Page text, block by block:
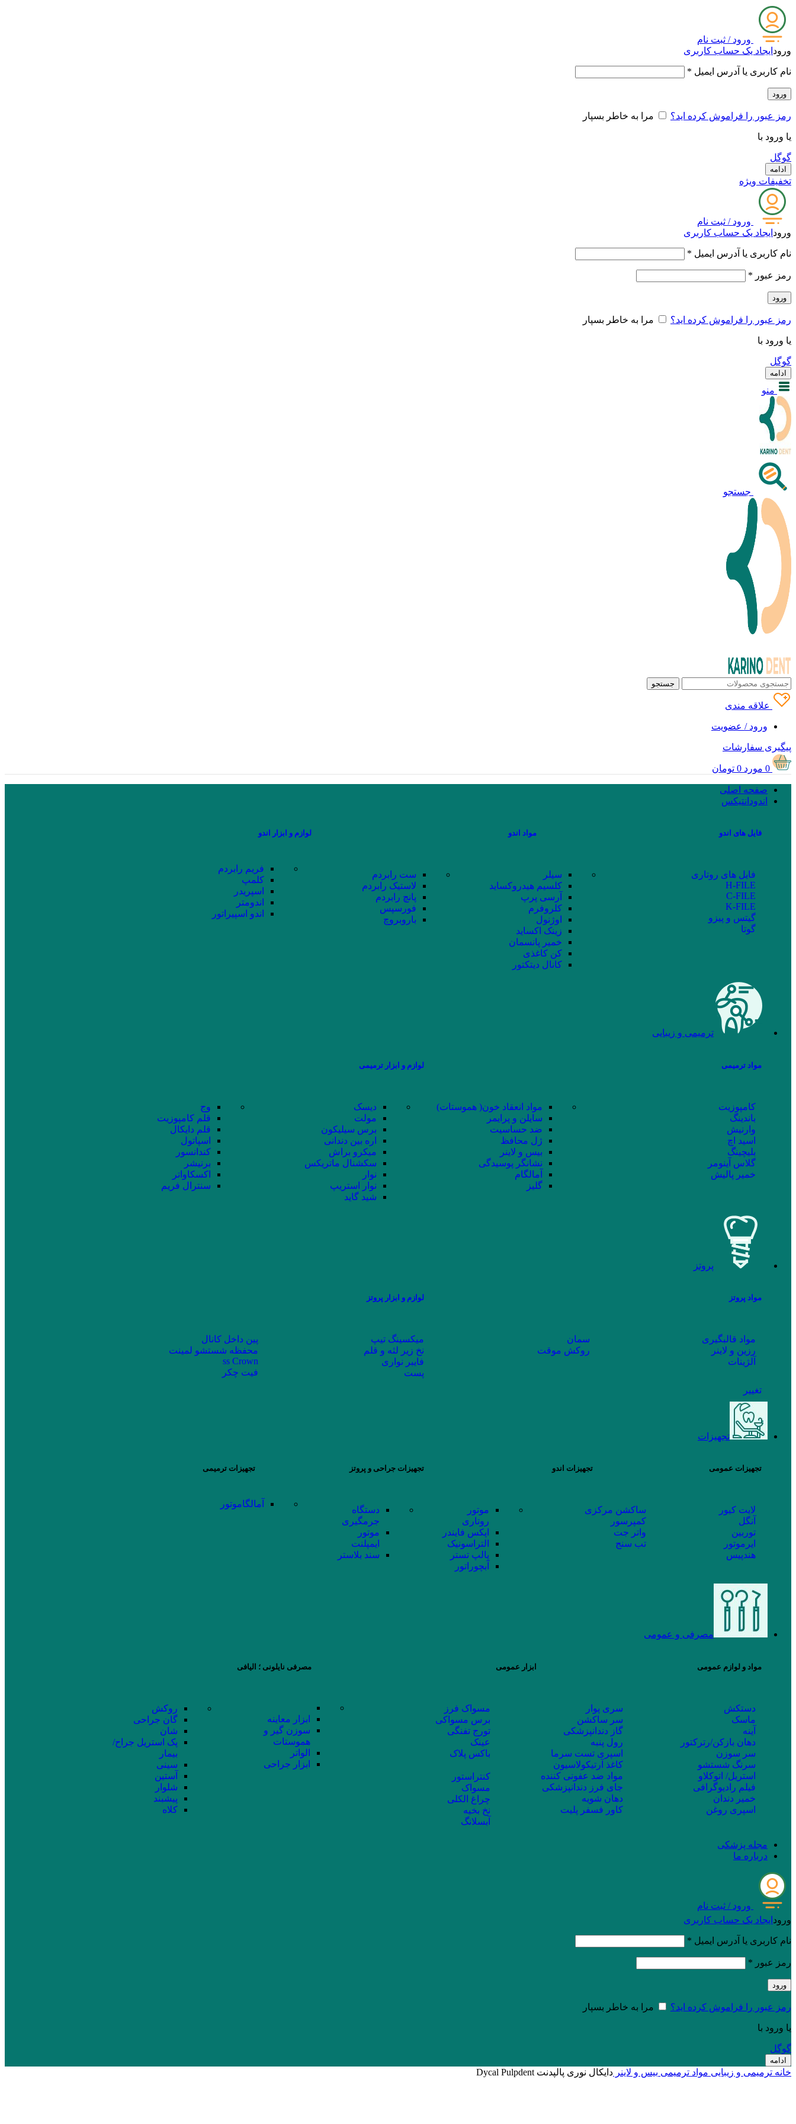
ورود / ثبت نام
ورود ایجاد یک حساب کاربری
نام کاربری یا آدرس ایمیل *
ورود
رمز عبور را فراموش کرده اید؟ مرا به خاطر بسپار
یا ورود با
گوگل
ادامه
تخفیفات ویژه
ورود / ثبت نام
ورود ایجاد یک حساب کاربری
نام کاربری یا آدرس ایمیل *
رمز عبور *
ورود
رمز عبور را فراموش کرده اید؟ مرا به خاطر بسپار
یا ورود با
گوگل
ادامه
منو
جستجو
جستجو
علاقه مندی
ورود / عضویت
پیگیری سفارشات
0 مورد 0 تومان
صفحه اصلی
اندودانتیکس
فایل های اندو مواد اندو لوازم و ابزار اندو
فایل های روتاری
H-FILE
C-FILE
K-FILE
گیتس و پیزو
گوتا
سیلر
کلسیم هیدروکساید
آرسی پرپ
کلروفرم
اوژنول
زینک اکساید
خمیر پانسمان
کن کاغذی
کانال دیتکتور
ست رابردم
لاستیک رابردم
پانچ رابردم
فورسپس
باروبروچ
فریم رابردم
کلمپ
اسپریدر
اندومتر
اندو اسپیراتور
ترمیمی و زیبایی
مواد ترمیمی لوازم و ابزار ترمیمی
کامپوزیت
باندینگ
وارنیش
اسید اچ
بلیچینگ
گلاس آینومر
خمیر پالیش
مواد انعقاد خون( هموستات)
سایلن و پرایمر
ضد حساسیت
ژل محافظ
بیس و لاینر
نشانگر پوسیدگی
آمالگام
گلیز
دیسک
مولت
برس سیلیکون
اره بین دندانی
میکرو براش
سکشنال ماتریکس
نوار
نوار استریپ
شید گاید
وج
قلم کامپوزیت
قلم دایکال
اسپاتول
کندانسور
برنیشر
اکسکاواتر
سنترال فریم
پروتز
مواد پروتز لوازم و ابزار پروتز
مواد قالبگیری
رزین و لاینر
آلژینات
سمان
روکش موقت
میکسینگ تیپ
نخ زیر لثه و قلم
فایبر نواری
پست
پین داخل کانال
محفظه شستشو لمینت
ss Crown
فیت چکر
تغییر
تجهیزات
تجهیزات عمومی تجهیزات اندو تجهیزات جراحی و پروتز تجهیزات ترمیمی
لایت کیور
آنگل
توربین
ایرموتور
هندپیس
ساکشن مرکزی
کمپرسور
واتر جت
تب سنج
موتور
روتاری
اپکس فایندر
التراسونیک
پالپ تستر
آبچوراتور
دستگاه
جرمگیری
موتور
ایمپلنت
سند بلاستر
آمالگاموتور
مصرفی و عمومی
مواد و لوازم عمومی ابزار عمومی مصرفی نایلونی ؛ الیافی
دستکش
ماسک
آینه
دهان بازکن/رترکتور
سر سوزن
سرنگ شستشو
استریل/ اتوکلاو
فیلم رادیوگرافی
خمیر دندان
اسپری روغن
سری پوار
سر ساکشن
گاز دندانپزشکی
رول پنبه
اسپری تست سرما
کاغذ آرتیکولاسیون
مواد ضد عفونی کننده
جای فرز دندانپزشکی
دهان شویه
کاور فسفر پلیت
مسواک فرز
برس مسواکی
تورج تفنگی
عینک
باکس پلاک
کنتراستور
مسواک
چراغ الکلی
نخ بخیه
آبسلانگ
ابزار معاینه
سوزن گیر و
هموستات
الواتر
ابزار جراحی
روکش
گان جراحی
شان
پک استریل جراح/
بیمار
سینی
آستین
شلوار
پیشبند
کلاه
مجله پزشکی
درباره ما
ورود / ثبت نام
ورود ایجاد یک حساب کاربری
نام کاربری یا آدرس ایمیل *
رمز عبور *
ورود
رمز عبور را فراموش کرده اید؟ مرا به خاطر بسپار
یا ورود با
گوگل
ادامه
خانه ترمیمی و زیبایی مواد ترمیمی بیس و لاینر دایکال نوری پالپدنت Dycal Pulpdent